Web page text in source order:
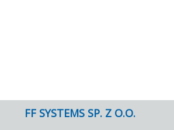
FF SYSTEMS SP. Z O.O.